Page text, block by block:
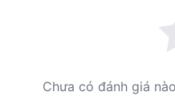
Chưa có đánh giá